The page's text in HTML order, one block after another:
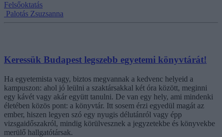
Felsőoktatás
Palotás Zsuzsanna
Keressük Budapest legszebb egyetemi könyvtárát!
Ha egyetemista vagy, biztos megvannak a kedvenc helyeid a
kampuszon: ahol jó leülni a szaktársakkal két óra között, meginni
egy kávét vagy akár együtt tanulni. De van egy hely, ami mindenki
életében közös pont: a könyvtár. Itt sosem érzi egyedül magát az
ember, hiszen legyen szó egy nyugis délutánról vagy épp
vizsgaidőszakról, mindig körülvesznek a jegyzetekbe és könyvekbe
merülő hallgatótársak.